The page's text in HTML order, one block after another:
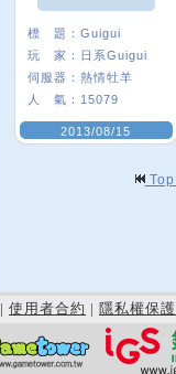
標 題： Guigui
玩 家： 日系Guigui
伺服器： 熱情牡羊
人 氣： 15079
2013/08/15
| 使用者合約 | 隱私權保護